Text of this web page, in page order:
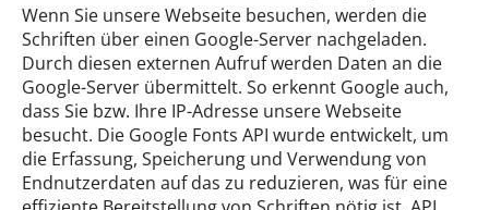
Wenn Sie unsere Webseite besuchen, werden die
Schriften über einen Google-Server nachgeladen.
Durch diesen externen Aufruf werden Daten an die
Google-Server übermittelt. So erkennt Google auch,
dass Sie bzw. Ihre IP-Adresse unsere Webseite
besucht. Die Google Fonts API wurde entwickelt, um
die Erfassung, Speicherung und Verwendung von
Endnutzerdaten auf das zu reduzieren, was für eine